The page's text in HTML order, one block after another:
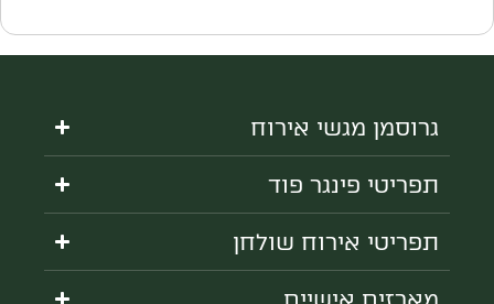
גרוסמן מגשי אירוח
תפריטי פינגר פוד
תפריטי אירוח שולחן